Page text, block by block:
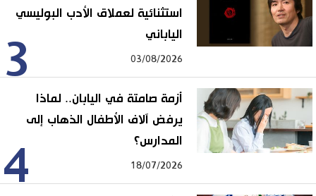
3
استثنائية لعملاق الأدب البوليسي
الياباني
03/08/2026
4
أزمة صامتة في اليابان.. لماذا
يرفض آلاف الأطفال الذهاب إلى
المدارس؟
18/07/2026